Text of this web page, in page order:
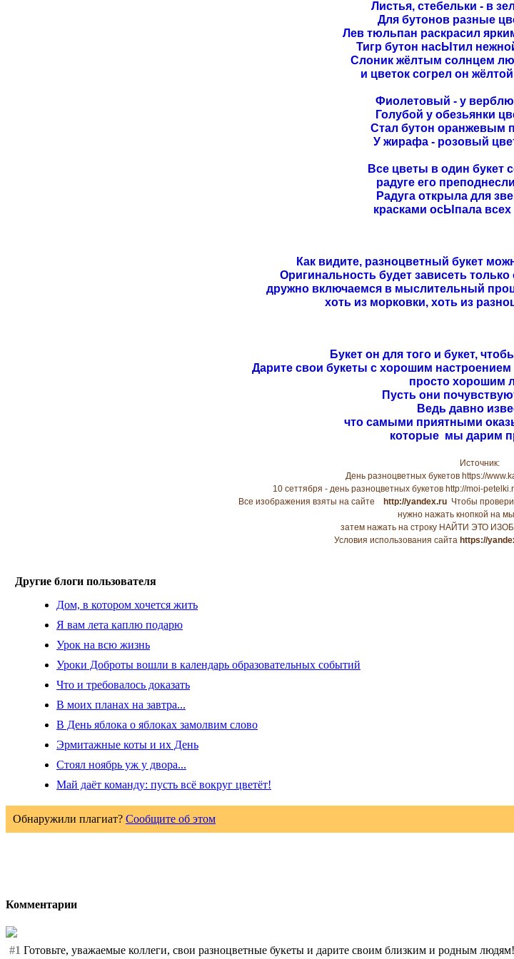
Листья, стебельки - в
Для бутонов разные
Лев тюльпан раскрасил
Тигр бутон насЫтил
Слоник жёлтым солнцем
и цветок согрел он
Фиолетовый - у
Голубой у обезьянки
Стал бутон оранжевым
У жирафа - розовый
Все цветы в один букет
радуге его
Радуга открыла для
красками осЫпала всех
Как видите, разноцветный букет
Оригинальность будет зависеть
дружно включаемся в мыслительный
хоть из морковки, хоть из
Букет он для того и букет,
Дарите свои букеты с хорошим
просто хорошим
Пусть они
Ведь давно
что самыми приятными
которые мы дарим
Источник:
День разноцветных букетов https://
10 сеттября - день разноцветных букетов http://moi-
Все изображения взяты на сайте
http://yandex.ru Чтобы
нужно нажать кнопкой на
затем нажать на строку НАЙТИ ЭТО
Условия использования сайта https://
Другие блоги пользователя
Дом, в котором хочется жить
Я вам лета каплю подарю
Урок на всю жизнь
Уроки Доброты вошли в календарь образовательных событий
Что и требовалось доказать
В моих планах на завтра...
В День яблока о яблоках замолвим слово
Эрмитажные коты и их День
Стоял ноябрь уж у двора...
Май даёт команду: пусть всё вокруг цветёт!
Обнаружили плагиат? Сообщите об этом
Комментарии
#1 Готовьте, уважаемые коллеги, свои разноцветные букеты и дарите своим близким и родным